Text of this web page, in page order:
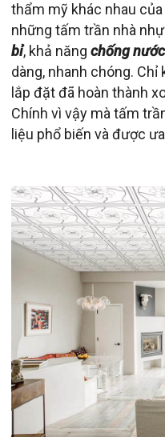
thẩm mỹ khác nhau
những tấm trần nhà
bỉ, khả năng chống nước
dàng, nhanh chóng.
lắp đặt đã hoàn thành
Chính vì vậy mà tấm
liệu phổ biến và được